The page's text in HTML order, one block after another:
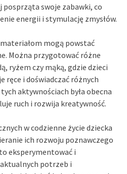
posprząta swoje zabawki, co
energii i stymulację zmysłów.
mogą powstać
Można przygotować różne
ryżem czy mąką, gdzie dzieci
ręce i doświadczać różnych
aktywnościach była obecna
ruch i rozwija kreatywność.
w codzienne życie dziecka
ich rozwoju poznawczego
eksperymentować i
potrzeb i